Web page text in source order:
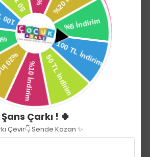
değişim
Ürün Açıklaması
58g (pil olmadan)
° C
° C, 35.0 - 42.0 ° C arası
CR2032
YIL GARANTİLİDİR)
Şans Çarkı ! 🍀
Çevir👇 Sende Kazan ✨